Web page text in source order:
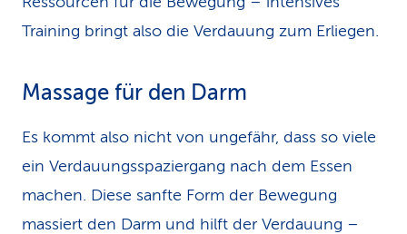
Training bringt also die Verdauung zum Erliegen.
Massage für den Darm
Es kommt also nicht von ungefähr, dass so viele
ein Verdauungsspaziergang nach dem Essen
machen. Diese sanfte Form der Bewegung
massiert den Darm und hilft der Verdauung –